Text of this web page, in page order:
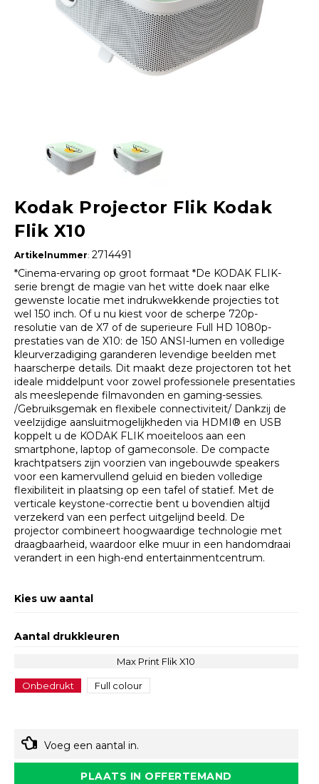
Kodak Projector Flik Kodak
Flik X10
Artikelnummer:2714491
*Cinema-ervaring op groot formaat *De KODAK FLIK-
serie brengt de magie van het witte doek naar elke
gewenste locatie met indrukwekkende projecties tot
wel 150 inch. Of u nu kiest voor de scherpe 720p-
resolutie van de X7 of de superieure Full HD 1080p-
prestaties van de X10: de 150 ANSI-lumen en volledige
kleurverzadiging garanderen levendige beelden met
haarscherpe details. Dit maakt deze projectoren tot het
ideale middelpunt voor zowel professionele presentaties
als meeslepende filmavonden en gaming-sessies.
/Gebruiksgemak en flexibele connectiviteit/ Dankzij de
veelzijdige aansluitmogelijkheden via HDMI® en USB
koppelt u de KODAK FLIK moeiteloos aan een
smartphone, laptop of gameconsole. De compacte
krachtpatsers zijn voorzien van ingebouwde speakers
voor een kamervullend geluid en bieden volledige
flexibiliteit in plaatsing op een tafel of statief. Met de
verticale keystone-correctie bent u bovendien altijd
verzekerd van een perfect uitgelijnd beeld. De
projector combineert hoogwaardige technologie met
draagbaarheid, waardoor elke muur in een handomdraai
verandert in een high-end entertainmentcentrum. ​
Kies uw aantal
Aantal drukkleuren
Max Print Flik X10
Onbedrukt Full colour
Voeg een aantal in.
PLAATS IN OFFERTEMAND